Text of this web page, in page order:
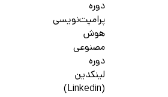
دوره
پرامپت‌نویسی
هوش
مصنوعی
دوره
لینکدین
(Linkedin)